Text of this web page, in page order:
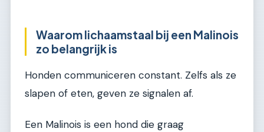
Waarom lichaamstaal bij een Malinois
zo belangrijk is
Honden communiceren constant. Zelfs als ze
slapen of eten, geven ze signalen af.
Een Malinois is een hond die graag